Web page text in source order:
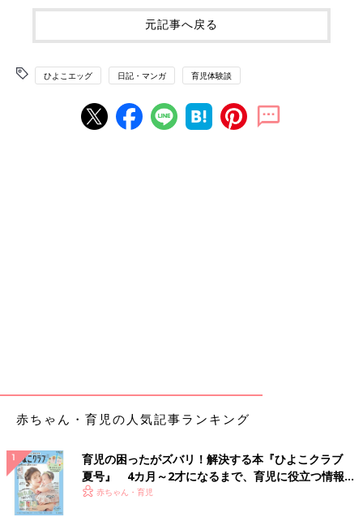
元記事へ戻る
ひよこエッグ 日記・マンガ 育児体験談
赤ちゃん・育児の人気記事ランキング
育児の困ったがズバリ！解決する本『ひよこクラブ
夏号』 4カ月～2才になるまで、育児に役立つ情報が
いっぱい！
赤ちゃん・育児